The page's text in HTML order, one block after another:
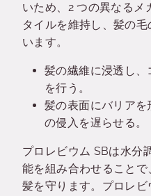
いため、2 つの異なるメ
タイルを維持し、髪の
います。
髪の繊維に浸透し
を行う。
髪の表面にバリア
の侵入を遅らせる。
プロレビウム SBは水分
能を組み合わせること
髪を守ります。プロレ